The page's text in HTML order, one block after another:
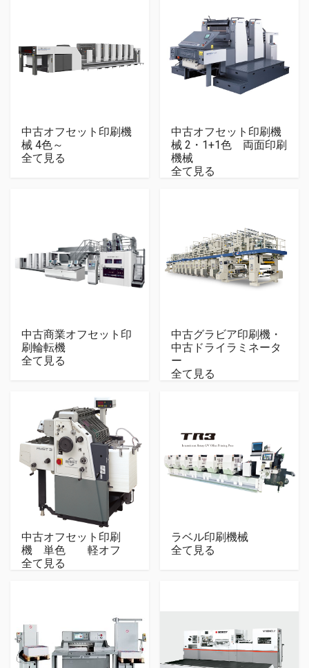
中古オフセット印刷機
械 4色～
全て見る
中古オフセット印刷機
械 2・1+1色 両面印刷
機械
全て見る
中古商業オフセット印
刷輪転機
全て見る
中古グラビア印刷機・
中古ドライラミネータ
ー
全て見る
中古オフセット印刷
機 単色 軽オフ
全て見る
ラベル印刷機械
全て見る